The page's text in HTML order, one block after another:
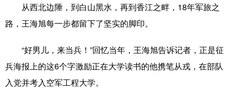
陕西 甘肃 青海 宁夏
多语种频道
从西北边陲，到白山黑水，再到香江之畔，18年军旅之
路，王海旭每一步都留下了坚实的脚印。
“好男儿，来当兵！”回忆当年，王海旭告诉记者，正是征
兵海报上的这6个字激励正在大学读书的他携笔从戎，在部队
入党并考入空军工程大学。